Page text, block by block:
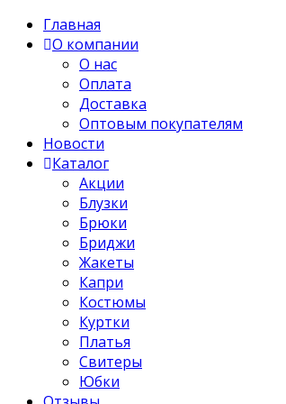
Главная
О компании
О нас
Оплата
Доставка
Оптовым покупателям
Новости
Каталог
Акции
Блузки
Брюки
Бриджи
Жакеты
Капри
Костюмы
Куртки
Платья
Свитеры
Юбки